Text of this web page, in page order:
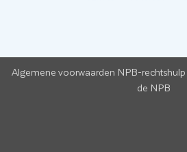
Algemene voorwaarden NPB-rechtshulp
de NPB